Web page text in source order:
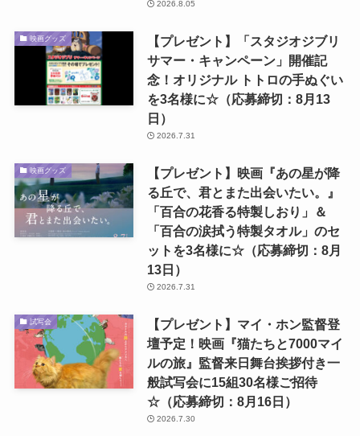
2026.8.05
映画グッズ
【プレゼント】「スタジオジブリ
サマー・キャンペーン」開催記
念！オリジナル トトロの手ぬぐい
を3名様に☆（応募締切：8月13
日）
2026.7.31
映画グッズ
【プレゼント】映画『あの星が降
る丘で、君とまた出会いたい。』
「百合の花香る特製しおり」＆
「百合の涙拭う特製タオル」のセ
ットを3名様に☆（応募締切：8月
13日）
2026.7.31
試写会
【プレゼント】マイ・ホン監督登
壇予定！映画『猫たちと7000マイ
ルの旅』監督来日舞台挨拶付き一
般試写会に15組30名様ご招待
☆（応募締切：8月16日）
2026.7.30